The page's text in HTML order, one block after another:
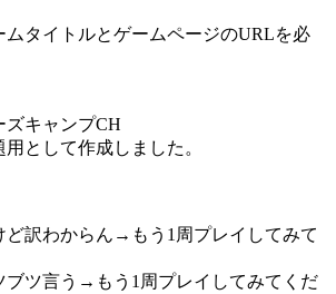
タイトルとゲームページのURLを必
ズキャンプCH
として作成しました。
ど訳わからん→もう1周プレイしてみて
ブツ言う→もう1周プレイしてみてくだ